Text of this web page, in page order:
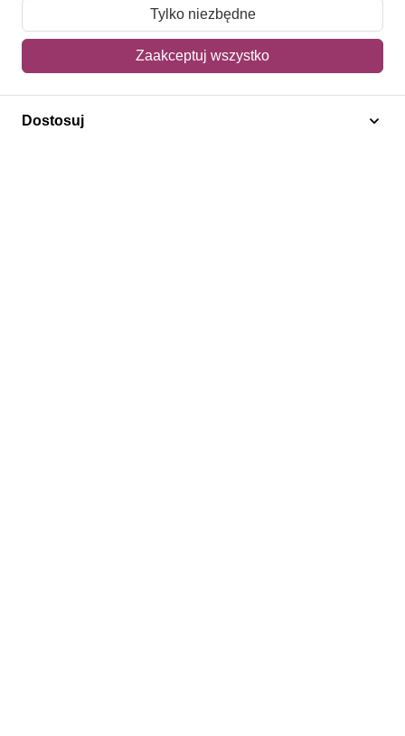
Regulamin
Polityka prywatności
Tylko niezbędne
Zaakceptuj wszystko
Dostosuj